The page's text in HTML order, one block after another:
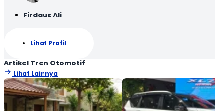
Firdaus Ali
Lihat Profil
Artikel Tren Otomotif
Lihat Lainnya